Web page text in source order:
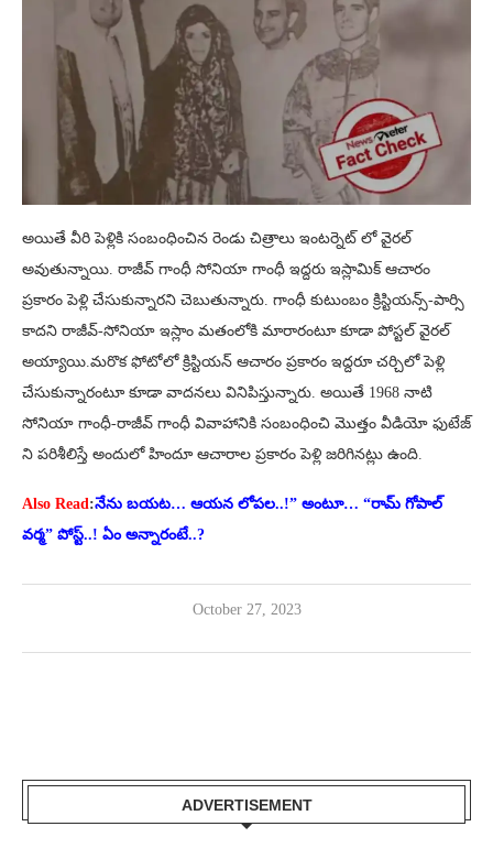
అయితే వీరి పెళ్లికి సంబంధించిన రెండు చిత్రాలు ఇంటర్నెట్ లో వైరల్
అవుతున్నాయి. రాజీవ్ గాంధీ సోనియా గాంధీ ఇద్దరు ఇస్లామిక్ ఆచారం
ప్రకారం పెళ్లి చేసుకున్నారని చెబుతున్నారు. గాంధీ కుటుంబం క్రిస్టియన్స్-పార్సి
కాదని రాజీవ్-సోనియా ఇస్లాం మతంలోకి మారారంటూ కూడా పోస్టల్ వైరల్
అయ్యాయి.మరొక ఫోటోలో క్రిస్టియన్ ఆచారం ప్రకారం ఇద్దరూ చర్చిలో పెళ్లి
చేసుకున్నారంటూ కూడా వాదనలు వినిపిస్తున్నారు. అయితే 1968 నాటి
సోనియా గాంధీ-రాజీవ్ గాంధీ వివాహానికి సంబంధించి మొత్తం వీడియో ఫుటేజ్
ని పరిశీలిస్తే అందులో హిందూ ఆచారాల ప్రకారం పెళ్లి జరిగినట్లు ఉంది.
Also Read:నేను బయట… ఆయన లోపల..!” అంటూ… “రామ్ గోపాల్
వర్మ” పోస్ట్..! ఏం అన్నారంటే..?
October 27, 2023
ADVERTISEMENT